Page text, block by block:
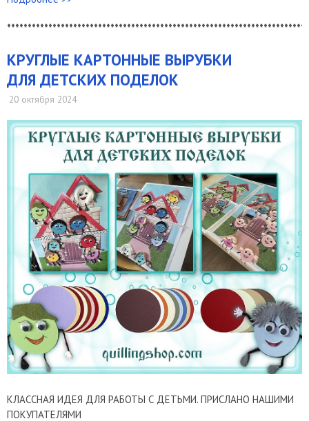
КРУГЛЫЕ КАРТОННЫЕ ВЫРУБКИ
ДЛЯ ДЕТСКИХ ПОДЕЛОК
20 октября 2024
КЛАССНАЯ ИДЕЯ ДЛЯ РАБОТЫ С ДЕТЬМИ. ПРИСЛАНО НАШИМИ
ПОКУПАТЕЛЯМИ